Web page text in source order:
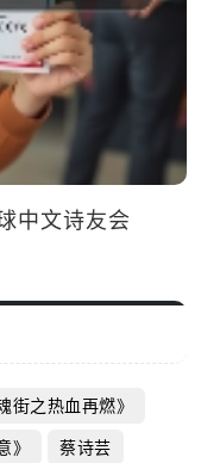
中文诗友会
街之热血再燃》
》 蔡诗芸